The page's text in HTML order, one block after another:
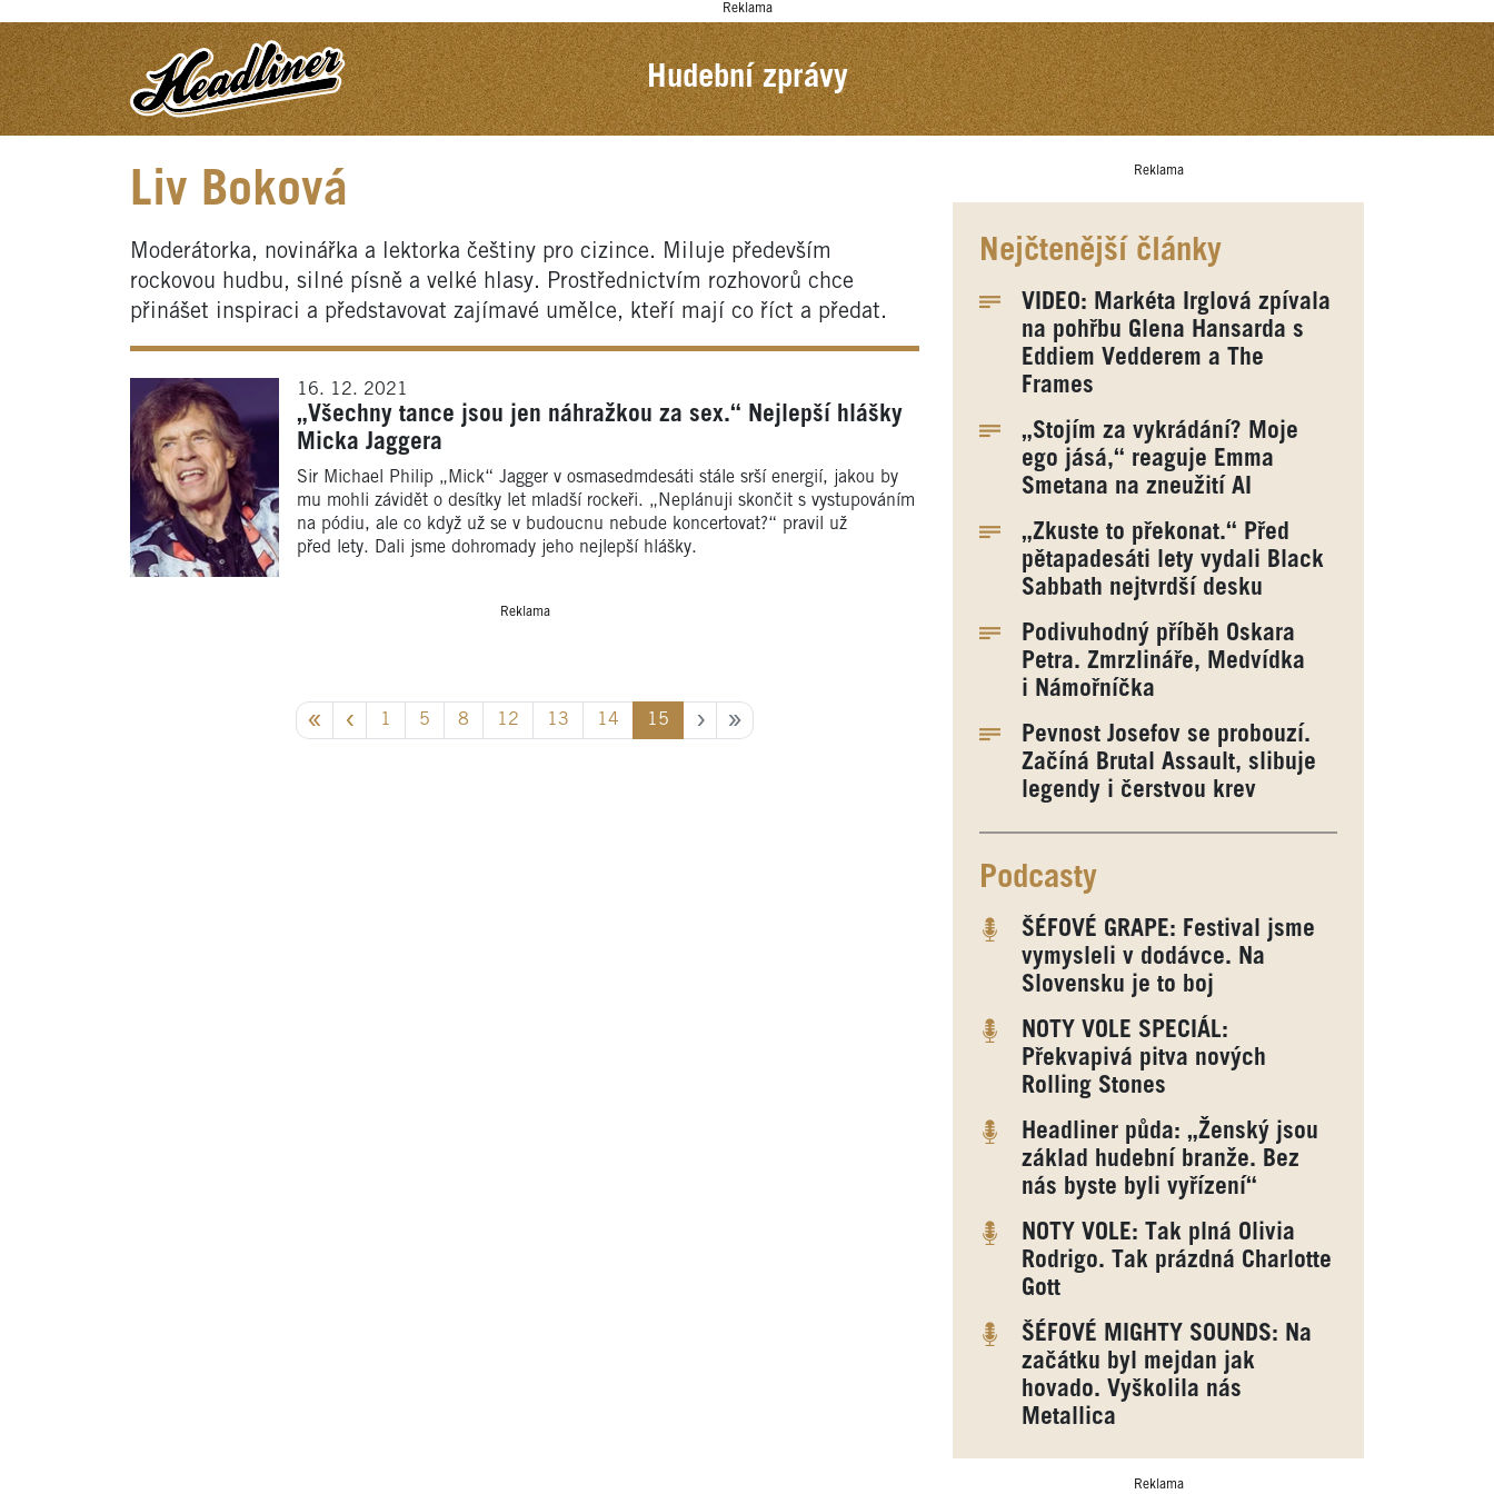
Reklama
Hudební zprávy
Liv Boková
Moderátorka, novinářka a lektorka češtiny pro cizince. Miluje především
rockovou hudbu, silné písně a velké hlasy. Prostřednictvím rozhovorů chce
přinášet inspiraci a představovat zajímavé umělce, kteří mají co říct a předat.
16. 12. 2021
„Všechny tance jsou jen náhražkou za sex.“ Nejlepší hlášky
Micka Jaggera
Sir Michael Philip „Mick“ Jagger v osmasedmdesáti stále srší energií, jakou by
mu mohli závidět o desítky let mladší rockeři. „Neplánuji skončit s vystupováním
na pódiu, ale co když už se v budoucnu nebude koncertovat?“ pravil už
před lety. Dali jsme dohromady jeho nejlepší hlášky.
Reklama
1 5 8 12 13 14 15
Reklama
Nejčtenější články
VIDEO: Markéta Irglová zpívala
na pohřbu Glena Hansarda s
Eddiem Vedderem a The
Frames
„Stojím za vykrádání? Moje
ego jásá,“ reaguje Emma
Smetana na zneužití AI
„Zkuste to překonat.“ Před
pětapadesáti lety vydali Black
Sabbath nejtvrdší desku
Podivuhodný příběh Oskara
Petra. Zmrzlináře, Medvídka
i Námořníčka
Pevnost Josefov se probouzí.
Začíná Brutal Assault, slibuje
legendy i čerstvou krev
Podcasty
ŠÉFOVÉ GRAPE: Festival jsme
vymysleli v dodávce. Na
Slovensku je to boj
NOTY VOLE SPECIÁL:
Překvapivá pitva nových
Rolling Stones
Headliner půda: „Ženský jsou
základ hudební branže. Bez
nás byste byli vyřízení“
NOTY VOLE: Tak plná Olivia
Rodrigo. Tak prázdná Charlotte
Gott
ŠÉFOVÉ MIGHTY SOUNDS: Na
začátku byl mejdan jak
hovado. Vyškolila nás
Metallica
Reklama